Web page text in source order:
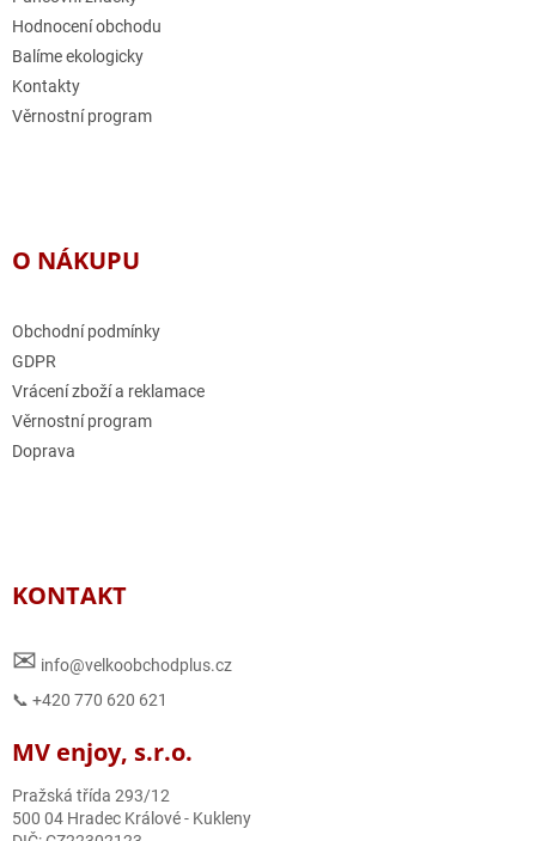
Hodnocení obchodu
Balíme ekologicky
Kontakty
Věrnostní program
O NÁKUPU
Obchodní podmínky
GDPR
Vrácení zboží a reklamace
Věrnostní program
Doprava
KONTAKT
✉ info@velkoobchodplus.cz
📞 +420 770 620 621
MV enjoy, s.r.o.
Pražská třída 293/12
500 04 Hradec Králové - Kukleny